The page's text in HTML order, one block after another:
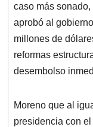
caso más sonado,
aprobó al
millones de
reformas
desembolso
Moreno que al
presidencia con